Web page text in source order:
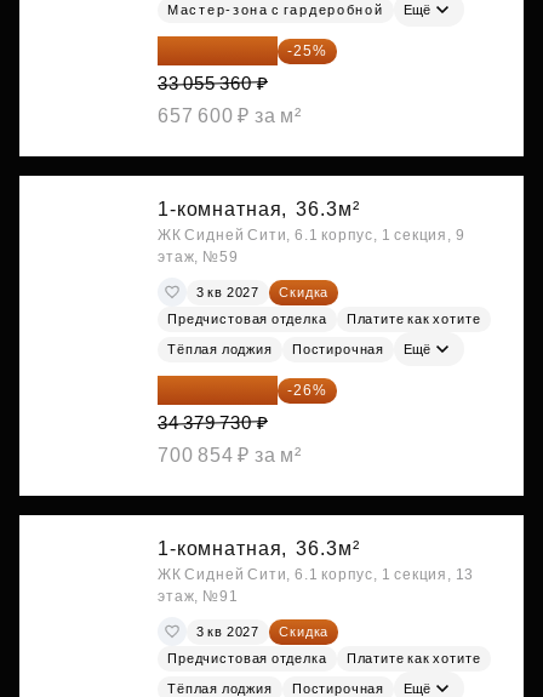
Мастер-зона с гардеробной Ещё
24 791 520 ₽ -25%
33 055 360 ₽
657 600 ₽ за м²
1-комнатная, 36.3м²
ЖК Сидней Сити, 6.1 корпус, 1 секция, 9
этаж, №59
3 кв 2027
Скидка
Предчистовая отделка
Платите как хотите
Тёплая лоджия Постирочная Ещё
25 441 000 ₽ -26%
34 379 730 ₽
700 854 ₽ за м²
1-комнатная, 36.3м²
ЖК Сидней Сити, 6.1 корпус, 1 секция, 13
этаж, №91
3 кв 2027
Скидка
Предчистовая отделка
Платите как хотите
Тёплая лоджия Постирочная Ещё